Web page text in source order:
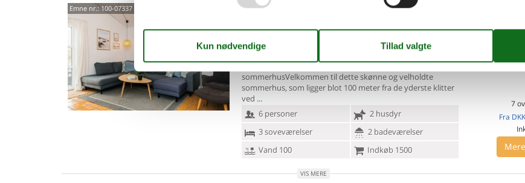
Emne nr.: 100-07337
Moderne sommerhus ved
4,9
Velkommen til dette skønne og velholdte
sommerhusVelkommen til dette skønne ogvelholdte
sommerhus, som ligger blot 100 meter fra de yderste klitter
ved
6 personer
2 husdyr
3 soveværelser
2 badeværelser
Vand 100
Indkøb 1500
Tilføj
7
Fra DKK
VIS MERE